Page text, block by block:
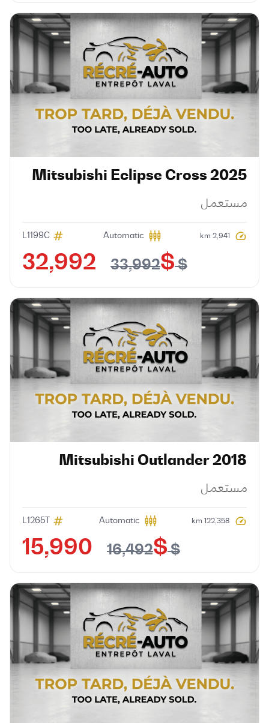
2025
Mitsubishi Eclipse Cross
مستعمل
2,941 km
Automatic
L1199C
$ 33,992
$ 32,992
2018
Mitsubishi Outlander
مستعمل
122,358 km
Automatic
L1265T
$ 16,492
$ 15,990